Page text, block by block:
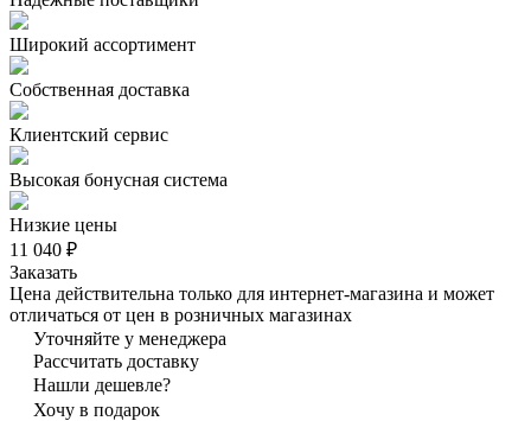
Широкий ассортимент
Собственная доставка
Клиентский сервис
Высокая бонусная система
Низкие цены
11 040 ₽
Заказать
Цена действительна только для интернет-магазина и может
отличаться от цен в розничных магазинах
Уточняйте у менеджера
Рассчитать доставку
Нашли дешевле?
Хочу в подарок